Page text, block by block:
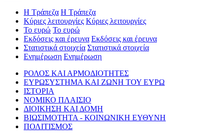
Η Τράπεζα Η Τράπεζα
Κύριες λειτουργίες Κύριες λειτουργίες
Το ευρώ Το ευρώ
Εκδόσεις και έρευνα Εκδόσεις και έρευνα
Στατιστικά στοιχεία Στατιστικά στοιχεία
Ενημέρωση Ενημέρωση
ΡΟΛΟΣ ΚΑΙ ΑΡΜΟΔΙΟΤΗΤΕΣ
ΕΥΡΩΣΥΣΤΗΜΑ ΚΑΙ ΖΩΝΗ ΤΟΥ ΕΥΡΩ
ΙΣΤΟΡΙΑ
ΝΟΜΙΚΟ ΠΛΑΙΣΙΟ
ΔΙΟΙΚΗΣΗ ΚΑΙ ΔΟΜΗ
ΒΙΩΣΙΜΟΤΗΤΑ - ΚΟΙΝΩΝΙΚΗ ΕΥΘΥΝΗ
ΠΟΛΙΤΙΣΜΟΣ